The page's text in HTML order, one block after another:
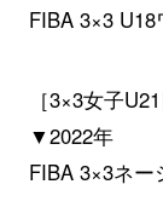
FIBA 3×3
［3×3女子
▼2022年
FIBA 3×3ネ